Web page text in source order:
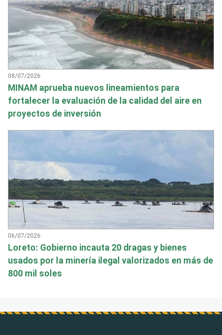
08/07/2026
MINAM aprueba nuevos lineamientos para
fortalecer la evaluación de la calidad del aire en
proyectos de inversión
06/07/2026
Loreto: Gobierno incauta 20 dragas y bienes
usados por la minería ilegal valorizados en más de
800 mil soles